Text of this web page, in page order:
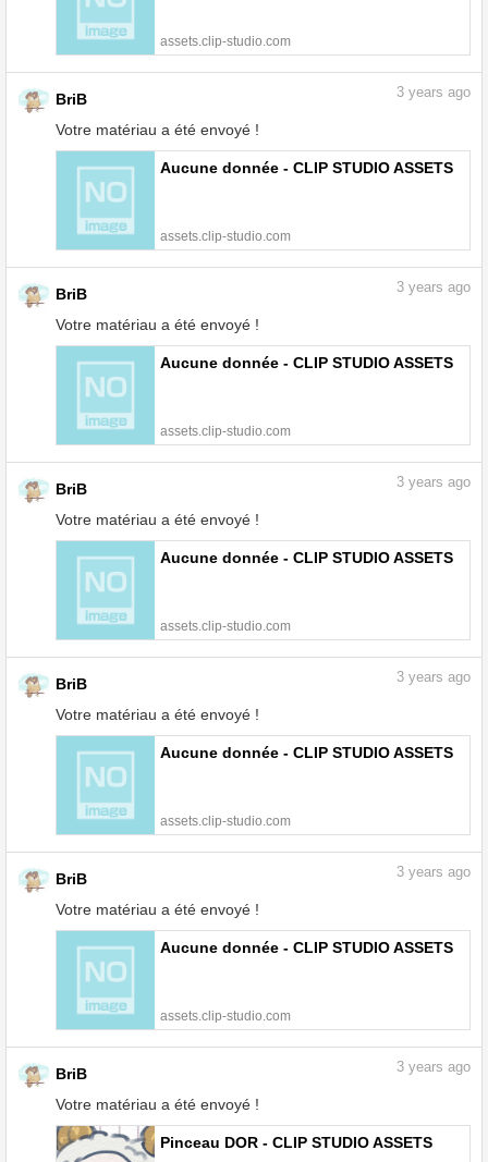
assets.clip-studio.com
BriB
Votre matériau a été envoyé !
3 years ago
Aucune donnée - CLIP STUDIO ASSETS
assets.clip-studio.com
BriB
Votre matériau a été envoyé !
3 years ago
Aucune donnée - CLIP STUDIO ASSETS
assets.clip-studio.com
BriB
Votre matériau a été envoyé !
3 years ago
Aucune donnée - CLIP STUDIO ASSETS
assets.clip-studio.com
BriB
Votre matériau a été envoyé !
3 years ago
Aucune donnée - CLIP STUDIO ASSETS
assets.clip-studio.com
BriB
Votre matériau a été envoyé !
3 years ago
Aucune donnée - CLIP STUDIO ASSETS
assets.clip-studio.com
BriB
Votre matériau a été envoyé !
3 years ago
Pinceau DOR - CLIP STUDIO ASSETS